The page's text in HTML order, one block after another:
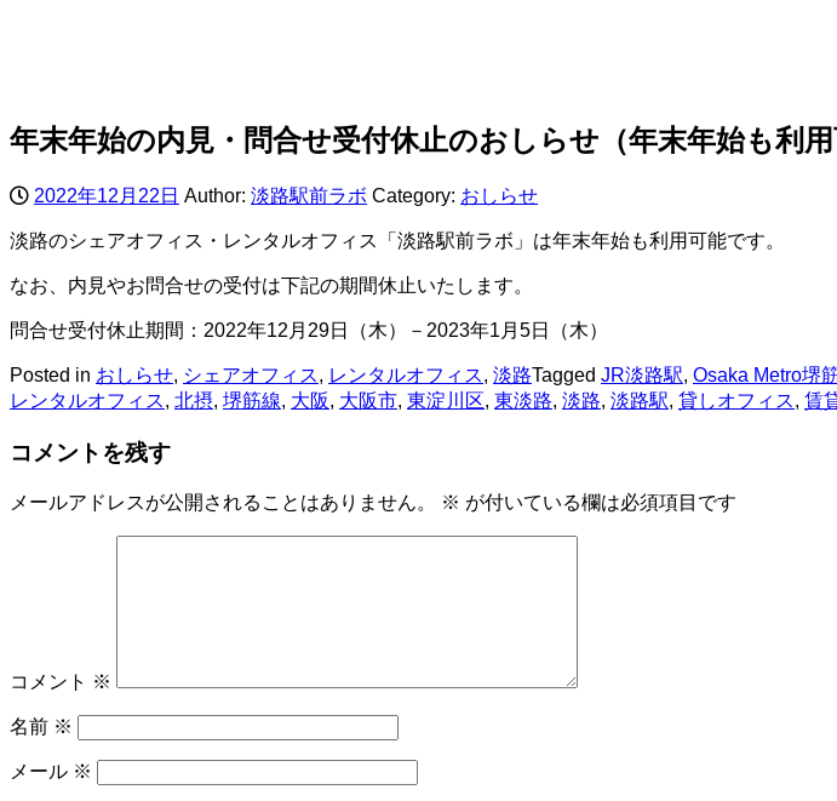
年末年始の内見・問合せ受付休止のおしらせ（年末年始も利用
2022年12月22日 Author: 淡路駅前ラボ Category: おしらせ
淡路のシェアオフィス・レンタルオフィス「淡路駅前ラボ」は年末年始も利用可能です。
なお、内見やお問合せの受付は下記の期間休止いたします。
問合せ受付休止期間：2022年12月29日（木）－2023年1月5日（木）
Posted in おしらせ, シェアオフィス, レンタルオフィス, 淡路Tagged JR淡路駅, Osaka Metro堺
レンタルオフィス, 北摂, 堺筋線, 大阪, 大阪市, 東淀川区, 東淡路, 淡路, 淡路駅, 貸しオフィス, 賃
コメントを残す
メールアドレスが公開されることはありません。 ※ が付いている欄は必須項目です
コメント ※
名前 ※
メール ※